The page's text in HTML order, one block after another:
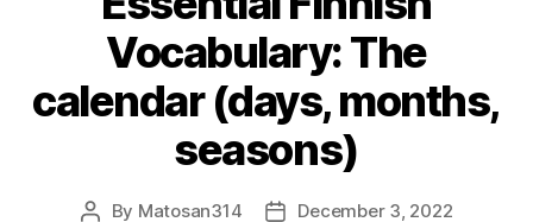
Vocabulary: The
calendar (days, months,
seasons)
Post
By Matosan314
PostDecember 3, 2022